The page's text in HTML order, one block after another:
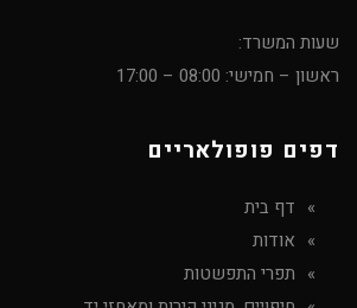
שעות המשרד:
ראשון – חמישי: 08:00 – 17:00
דפים פופולאריים
דף בית
אודות
תפרי התפשטות